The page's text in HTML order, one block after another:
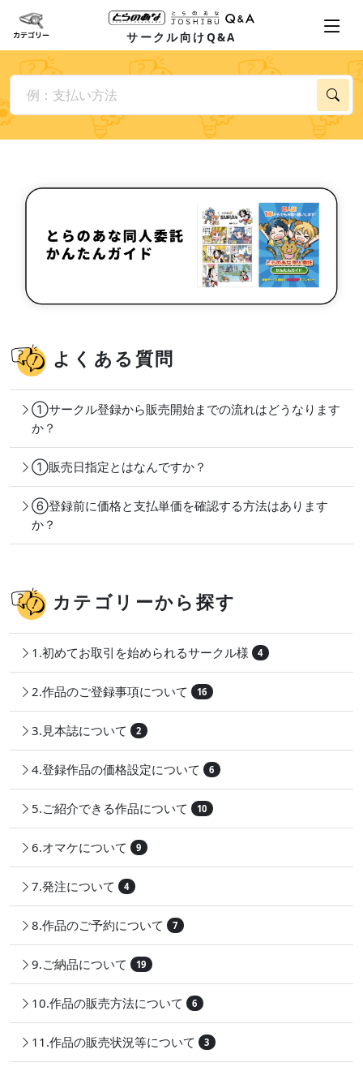
サークル向けQ&A
よくある質問
①サークル登録から販売開始までの流れはどうなります
か？
①販売日指定とはなんですか？
⑥登録前に価格と支払単価を確認する方法はあります
か？
カテゴリーから探す
1.初めてお取引を始められるサークル様 4
2.作品のご登録事項について 16
3.見本誌について 2
4.登録作品の価格設定について 6
5.ご紹介できる作品について 10
6.オマケについて 9
7.発注について 4
8.作品のご予約について 7
9.ご納品について 19
10.作品の販売方法について 6
11.作品の販売状況等について 3